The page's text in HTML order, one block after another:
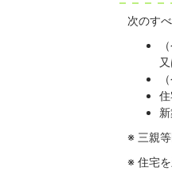
次のす
※ 三親
※ 住宅